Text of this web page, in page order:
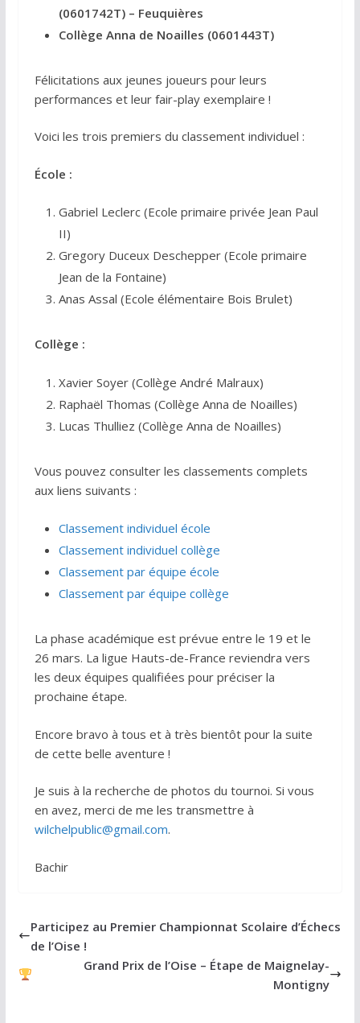
(0601742T) – Feuquières
Collège Anna de Noailles (0601443T)
Félicitations aux jeunes joueurs pour leurs
performances et leur fair-play exemplaire !
Voici les trois premiers du classement individuel :
École :
Gabriel Leclerc (Ecole primaire privée Jean Paul
II)
Gregory Duceux Deschepper (Ecole primaire
Jean de la Fontaine)
Anas Assal (Ecole élémentaire Bois Brulet)
Collège :
Xavier Soyer (Collège André Malraux)
Raphaël Thomas (Collège Anna de Noailles)
Lucas Thulliez (Collège Anna de Noailles)
Vous pouvez consulter les classements complets
aux liens suivants :
Classement individuel école
Classement individuel collège
Classement par équipe école
Classement par équipe collège
La phase académique est prévue entre le 19 et le
26 mars. La ligue Hauts-de-France reviendra vers
les deux équipes qualifiées pour préciser la
prochaine étape.
Encore bravo à tous et à très bientôt pour la suite
de cette belle aventure !
Je suis à la recherche de photos du tournoi. Si vous
en avez, merci de me les transmettre à
wilchelpublic@gmail.com.
Bachir
Participez au Premier Championnat Scolaire d’Échecs
de l’Oise !
Grand Prix de l’Oise – Étape de Maignelay-
Montigny